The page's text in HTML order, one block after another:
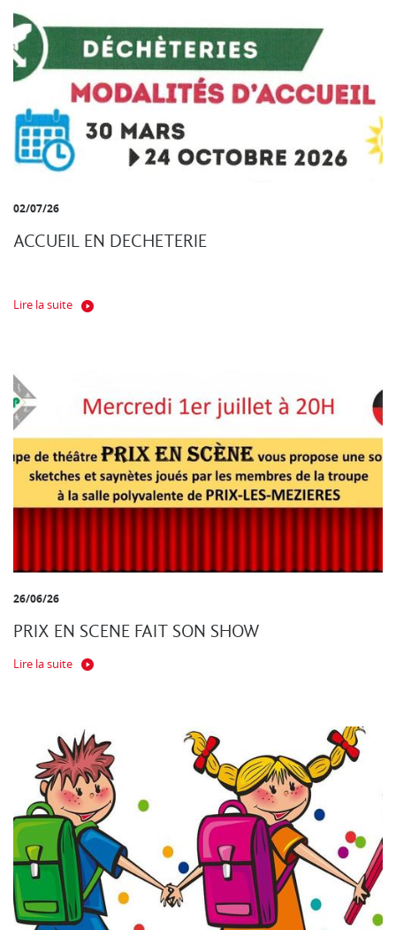
02/07/26
ACCUEIL EN DECHETERIE
Lire la suite
26/06/26
PRIX EN SCENE FAIT SON SHOW
Lire la suite